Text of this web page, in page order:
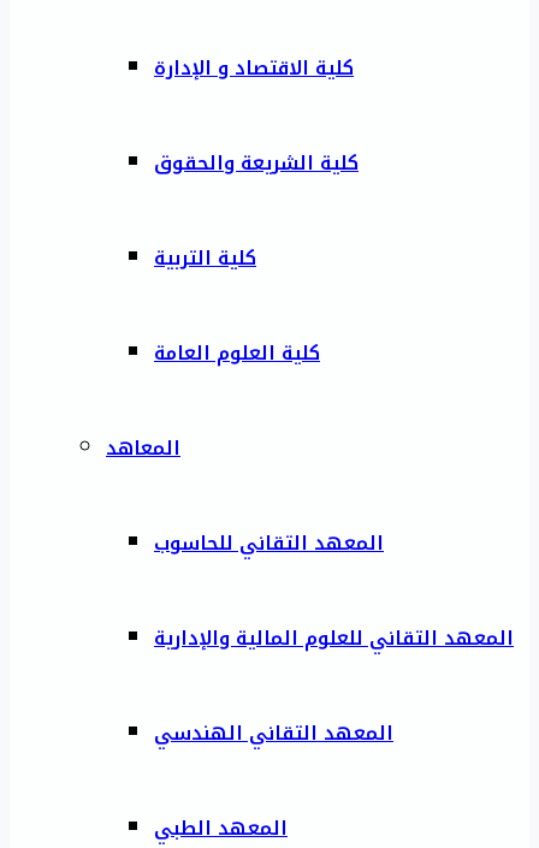
كلية الاقتصاد و الإدارة
كلية الشريعة والحقوق
كلية التربية
كلية العلوم العامة
المعاهد
المعهد التقاني للحاسوب
المعهد التقاني للعلوم المالية والإدارية
المعهد التقاني الهندسي
المعهد الطبي